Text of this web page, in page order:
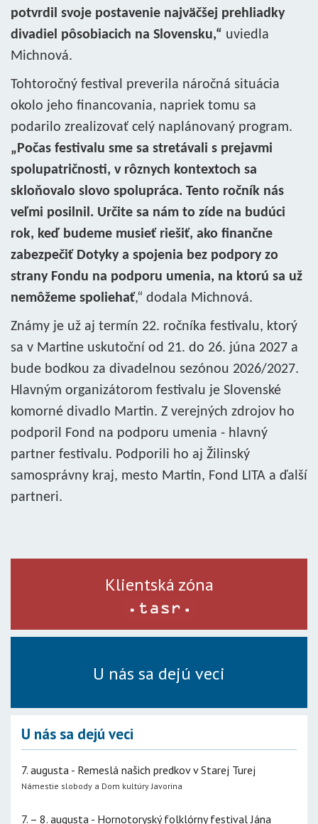
potvrdil svoje postavenie najväčšej prehliadky
divadiel pôsobiacich na Slovensku,“ uviedla
Michnová.
Tohtoročný festival preverila náročná situácia
okolo jeho financovania, napriek tomu sa
podarilo zrealizovať celý naplánovaný program.
„Počas festivalu sme sa stretávali s prejavmi
spolupatričnosti, v rôznych kontextoch sa
skloňovalo slovo spolupráca. Tento ročník nás
veľmi posilnil. Určite sa nám to zíde na budúci
rok, keď budeme musieť riešiť, ako finančne
zabezpečiť Dotyky a spojenia bez podpory zo
strany Fondu na podporu umenia, na ktorú sa už
nemôžeme spoliehať,“ dodala Michnová.
Známy je už aj termín 22. ročníka festivalu, ktorý
sa v Martine uskutoční od 21. do 26. júna 2027 a
bude bodkou za divadelnou sezónou 2026/2027.
Hlavným organizátorom festivalu je Slovenské
komorné divadlo Martin. Z verejných zdrojov ho
podporil Fond na podporu umenia - hlavný
partner festivalu. Podporili ho aj Žilinský
samosprávny kraj, mesto Martin, Fond LITA a ďalší
partneri.
Klientská zóna
U nás sa dejú veci
U nás sa dejú veci
7. augusta - Remeslá našich predkov v Starej Turej
Námestie slobody a Dom kultúry Javorina
7. – 8. augusta - Hornotoryský folklórny festival Jána